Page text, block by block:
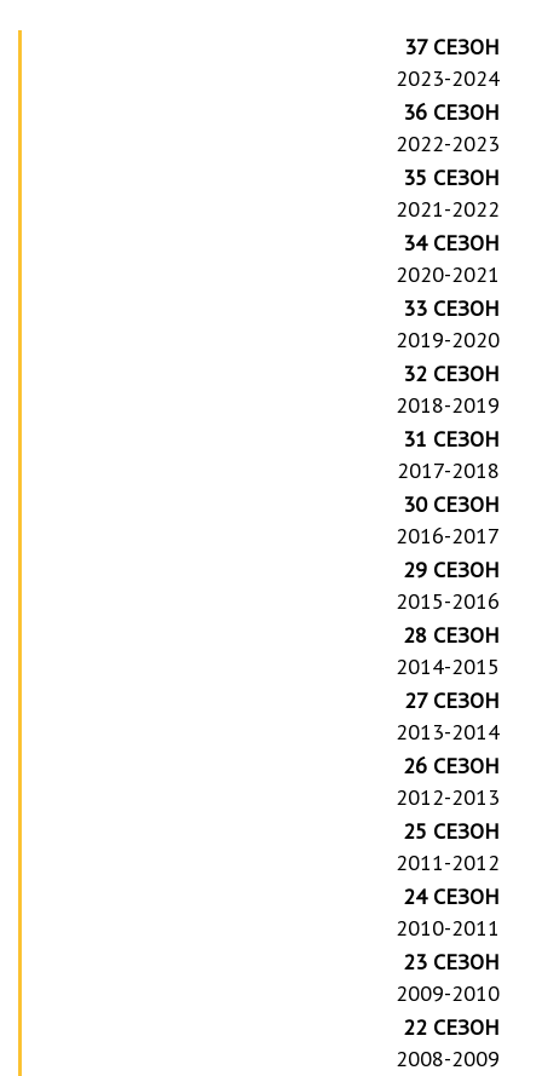
37 СЕЗОН
2023-2024
36 СЕЗОН
2022-2023
35 СЕЗОН
2021-2022
34 СЕЗОН
2020-2021
33 СЕЗОН
2019-2020
32 СЕЗОН
2018-2019
31 СЕЗОН
2017-2018
30 СЕЗОН
2016-2017
29 СЕЗОН
2015-2016
28 СЕЗОН
2014-2015
27 СЕЗОН
2013-2014
26 СЕЗОН
2012-2013
25 СЕЗОН
2011-2012
24 СЕЗОН
2010-2011
23 СЕЗОН
2009-2010
22 СЕЗОН
2008-2009